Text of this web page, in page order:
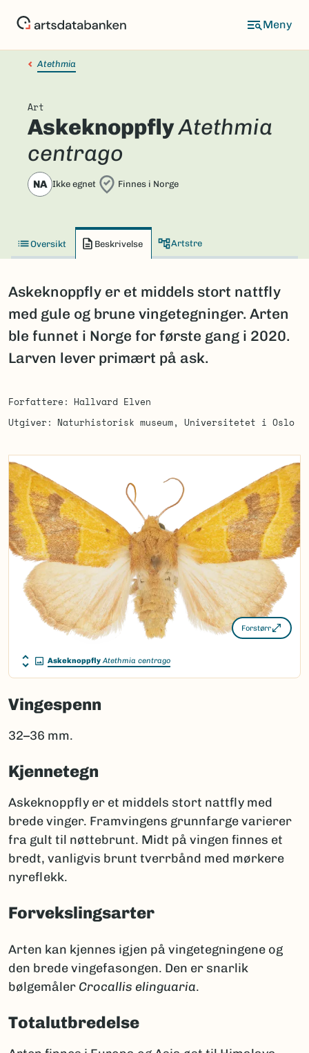
Atethmia
Art
AskeknoppflyAtethmia
centrago
NA Ikke egnet Finnes i Norge
Oversikt Beskrivelse Artstre
Askeknoppfly er et middels stort nattfly
med gule og brune vingetegninger. Arten
ble funnet i Norge for første gang i 2020.
Larven lever primært på ask.
Forfattere
Hallvard Elven
Utgiver
Naturhistorisk museum, Universitetet i Oslo
Forstørr
Askeknoppfly Atethmia centrago
Vingespenn
32–36 mm.
Kjennetegn
Askeknoppfly er et middels stort nattfly med
brede vinger. Framvingens grunnfarge varierer
fra gult til nøttebrunt. Midt på vingen finnes et
bredt, vanligvis brunt tverrbånd med mørkere
nyreflekk.
Forvekslingsarter
Arten kan kjennes igjen på vingetegningene og
den brede vingefasongen. Den er snarlik
bølgemåler Crocallis elinguaria.
Totalutbredelse